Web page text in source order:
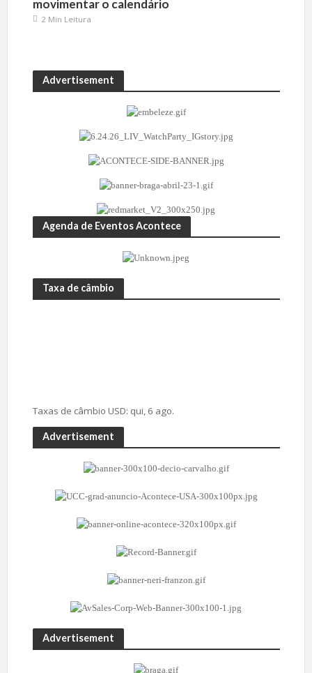
movimentar o calendário
2 Min Leitura
Advertisement
Agenda de Eventos Acontece
Taxa de câmbio
Taxas de câmbio USD: qui, 6 ago.
Advertisement
Advertisement